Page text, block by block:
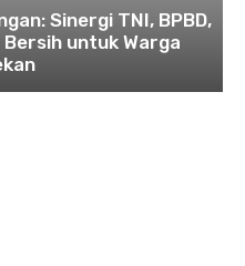
Sinergi TNI, BPBD,
untuk Warga